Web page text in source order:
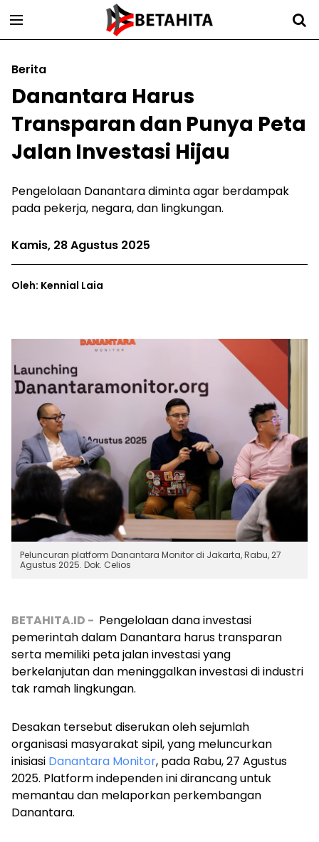
Berita
Danantara Harus
Transparan dan Punya Peta
Jalan Investasi Hijau
Pengelolaan Danantara diminta agar berdampak
pada pekerja, negara, dan lingkungan.
Kamis, 28 Agustus 2025
Oleh: Kennial Laia
Peluncuran platform Danantara Monitor di Jakarta, Rabu, 27
Agustus 2025. Dok. Celios
BETAHITA.ID - Pengelolaan dana investasi
pemerintah dalam Danantara harus transparan
serta memiliki peta jalan investasi yang
berkelanjutan dan meninggalkan investasi di industri
tak ramah lingkungan.
Desakan tersebut diserukan oleh sejumlah
organisasi masyarakat sipil, yang meluncurkan
inisiasi Danantara Monitor, pada Rabu, 27 Agustus
2025. Platform independen inidirancang untuk
memantau dan melaporkan perkembangan
Danantara.